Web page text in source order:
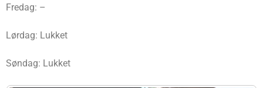
Fredag: –
Lørdag: Lukket
Søndag: Lukket